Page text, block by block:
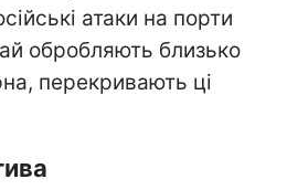
атаки на порти
обробляють близько
перекривають ці